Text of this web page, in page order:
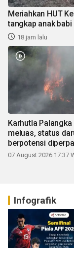
Meriahkan HUT
tangkap anak babi
18 jam lalu
Karhutla Palangka
meluas, status
berpotensi
07 August 2026 17:37
Infografik